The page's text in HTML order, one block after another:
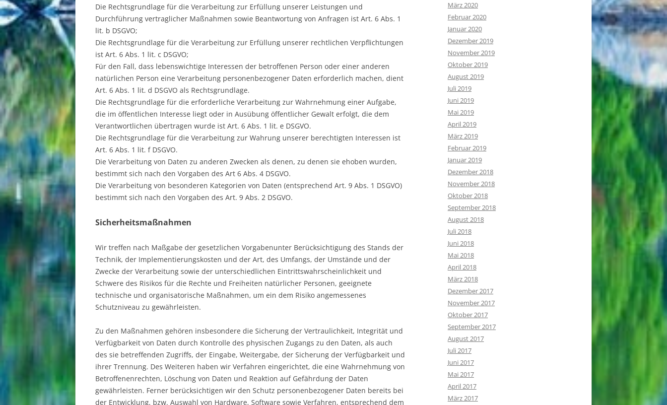
Die Rechtsgrundlage für die Verarbeitung zur Erfüllung unserer Leistungen und
Durchführung vertraglicher Maßnahmen sowie Beantwortung von Anfragen ist Art. 6 Abs. 1
lit. b DSGVO;
Die Rechtsgrundlage für die Verarbeitung zur Erfüllung unserer rechtlichen Verpflichtungen
ist Art. 6 Abs. 1 lit. c DSGVO;
Für den Fall, dass lebenswichtige Interessen der betroffenen Person oder einer anderen
natürlichen Person eine Verarbeitung personenbezogener Daten erforderlich machen, dient
Art. 6 Abs. 1 lit. d DSGVO als Rechtsgrundlage.
Die Rechtsgrundlage für die erforderliche Verarbeitung zur Wahrnehmung einer Aufgabe,
die im öffentlichen Interesse liegt oder in Ausübung öffentlicher Gewalt erfolgt, die dem
Verantwortlichen übertragen wurde ist Art. 6 Abs. 1 lit. e DSGVO.
Die Rechtsgrundlage für die Verarbeitung zur Wahrung unserer berechtigten Interessen ist
Art. 6 Abs. 1 lit. f DSGVO.
Die Verarbeitung von Daten zu anderen Zwecken als denen, zu denen sie ehoben wurden,
bestimmt sich nach den Vorgaben des Art 6 Abs. 4 DSGVO.
Die Verarbeitung von besonderen Kategorien von Daten (entsprechend Art. 9 Abs. 1 DSGVO)
bestimmt sich nach den Vorgaben des Art. 9 Abs. 2 DSGVO.
Sicherheitsmaßnahmen
Wir treffen nach Maßgabe der gesetzlichen Vorgabenunter Berücksichtigung des Stands der
Technik, der Implementierungskosten und der Art, des Umfangs, der Umstände und der
Zwecke der Verarbeitung sowie der unterschiedlichen Eintrittswahrscheinlichkeit und
Schwere des Risikos für die Rechte und Freiheiten natürlicher Personen, geeignete
technische und organisatorische Maßnahmen, um ein dem Risiko angemessenes
Schutzniveau zu gewährleisten.
Zu den Maßnahmen gehören insbesondere die Sicherung der Vertraulichkeit, Integrität und
Verfügbarkeit von Daten durch Kontrolle des physischen Zugangs zu den Daten, als auch
des sie betreffenden Zugriffs, der Eingabe, Weitergabe, der Sicherung der Verfügbarkeit und
ihrer Trennung. Des Weiteren haben wir Verfahren eingerichtet, die eine Wahrnehmung von
Betroffenenrechten, Löschung von Daten und Reaktion auf Gefährdung der Daten
gewährleisten. Ferner berücksichtigen wir den Schutz personenbezogener Daten bereits bei
der Entwicklung, bzw. Auswahl von Hardware, Software sowie Verfahren, entsprechend dem
März 2020
Februar 2020
Januar 2020
Dezember 2019
November 2019
Oktober 2019
August 2019
Juli 2019
Juni 2019
Mai 2019
April 2019
März 2019
Februar 2019
Januar 2019
Dezember 2018
November 2018
Oktober 2018
September 2018
August 2018
Juli 2018
Juni 2018
Mai 2018
April 2018
März 2018
Dezember 2017
November 2017
Oktober 2017
September 2017
August 2017
Juli 2017
Juni 2017
Mai 2017
April 2017
März 2017